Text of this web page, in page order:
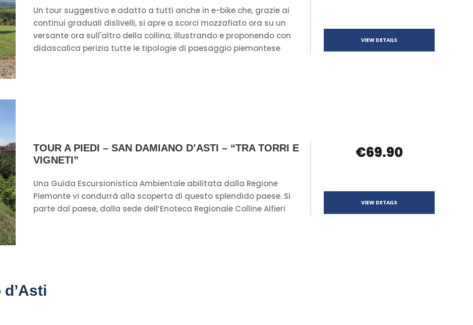
Un tour suggestivo e adatto a tutti anche in e-bike che, grazie ai
continui graduali dislivelli, si apre a scorci mozzafiato ora su un
versante ora sull'altro della collina, illustrando e proponendo con
didascalica perizia tutte le tipologie di paesaggio piemontese
VIEW DETAILS
TOUR A PIEDI – SAN DAMIANO D’ASTI – “TRA TORRI E
VIGNETI”
Una Guida Escursionistica Ambientale abilitata dalla Regione
Piemonte vi condurrà alla scoperta di questo splendido paese. Si
parte dal paese, dalla sede dell’Enoteca Regionale Colline Alfieri
€69.90
VIEW DETAILS